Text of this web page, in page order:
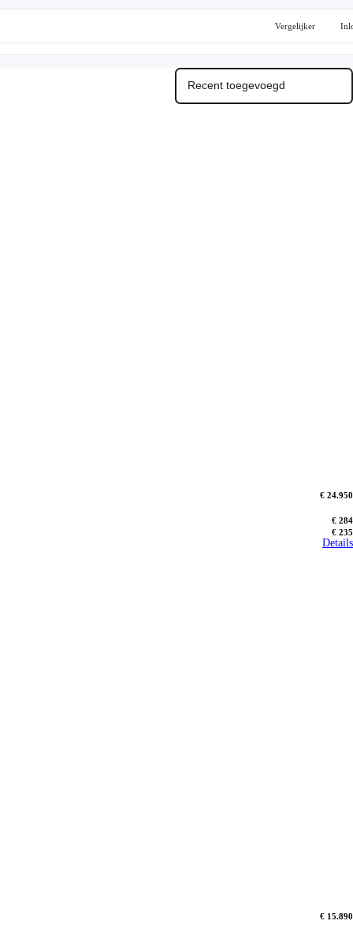
Vergelijker
€ 24.950
€ 284
€ 235
Details
€ 15.890